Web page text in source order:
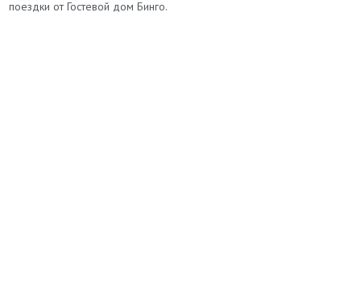
поездки от Гостевой дом Бинго.